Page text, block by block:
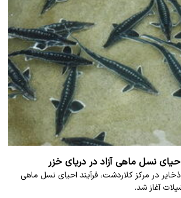
نسل ماهی آزاد در دریای خزر
در مرکز کلاردشت، فرآیند احیای نسل ماهی
آغاز شد.